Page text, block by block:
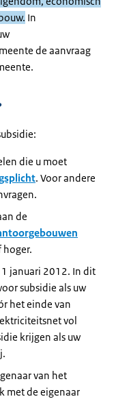
In
de aanvraag
die u moet
. Voor andere
de
hoger.
januari 2012. In dit
subsidie als uw
het einde van
vol
krijgen als uw
van het
met de eigenaar